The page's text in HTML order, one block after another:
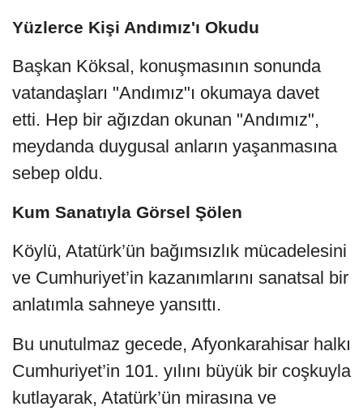
Yüzlerce Kişi Andımız'ı Okudu
Başkan Köksal, konuşmasının sonunda
vatandaşları "Andımız"ı okumaya davet
etti. Hep bir ağızdan okunan "Andımız",
meydanda duygusal anların yaşanmasına
sebep oldu.
Kum Sanatıyla Görsel Şölen
Köylü, Atatürk’ün bağımsızlık mücadelesini
ve Cumhuriyet’in kazanımlarını sanatsal bir
anlatımla sahneye yansıttı.
Bu unutulmaz gecede, Afyonkarahisar halkı
Cumhuriyet’in 101. yılını büyük bir coşkuyla
kutlayarak, Atatürk’ün mirasına ve